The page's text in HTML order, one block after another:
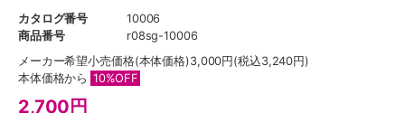
カタログ番号
10006
商品番号
r08sg-10006
メーカー希望小売価格(本体価格)3,000円(税込3,240円)
本体価格から 10%OFF
2,700 円